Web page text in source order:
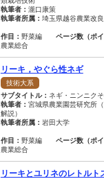
執筆者： 瀧口康策
執筆者所属： 埼玉県越谷農業改
作目： 野菜編 ページ数（ポ
農業総合
リーキ，やぐら性ネギ
技術大系
サブタイトル： ネギ・ニンニク
執筆者： 宮城県農業園芸研究所
解説）
執筆者所属： 岩田大学
作目： 野菜編 ページ数（ポ
農業総合
リーキとユリネのレトルト